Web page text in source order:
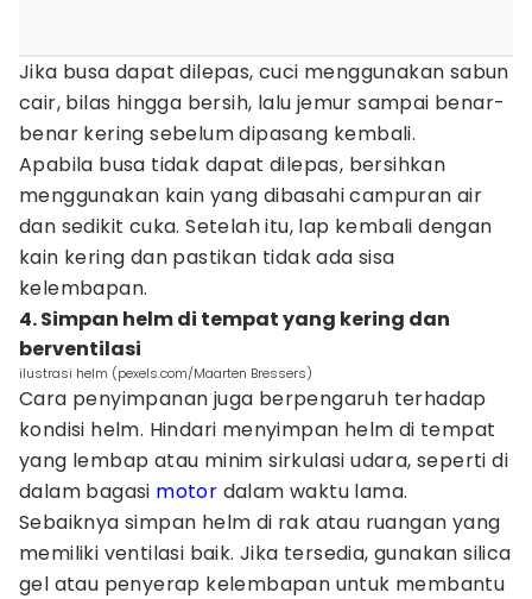
Jika busa dapat dilepas, cuci menggunakan sabun
cair, bilas hingga bersih, lalu jemur sampai benar-
benar kering sebelum dipasang kembali.
Apabila busa tidak dapat dilepas, bersihkan
menggunakan kain yang dibasahi campuran air
dan sedikit cuka. Setelah itu, lap kembali dengan
kain kering dan pastikan tidak ada sisa
kelembapan.
4. Simpan helm di tempat yang kering dan
berventilasi
ilustrasi helm (pexels.com/Maarten Bressers)
Cara penyimpanan juga berpengaruh terhadap
kondisi helm. Hindari menyimpan helm di tempat
yang lembap atau minim sirkulasi udara, seperti di
dalam bagasi motor dalam waktu lama.
Sebaiknya simpan helm di rak atau ruangan yang
memiliki ventilasi baik. Jika tersedia, gunakan silica
gel atau penyerap kelembapan untuk membantu